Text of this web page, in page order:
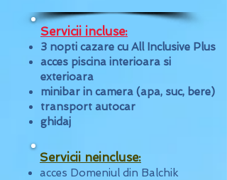
Servicii incluse:
3 nopti cazare cu All Inclusive Plus
acces piscina interioara si
exterioara
minibar in camera (apa, suc, bere)
transport autocar
ghidaj
Servicii neincluse:
acces Domeniul din Balchik